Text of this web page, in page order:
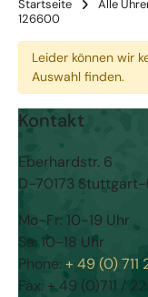
Startseite Alle
126600
Leider können wir
Auswahl finden.
Kontakt
Eberhardstr. 6
D-70173
Mo-Fr: 10-19 Uhr
Sa: 10-18 Uhr
Phone: + 49 (0) 711
Fax: + 49 (0)711 /